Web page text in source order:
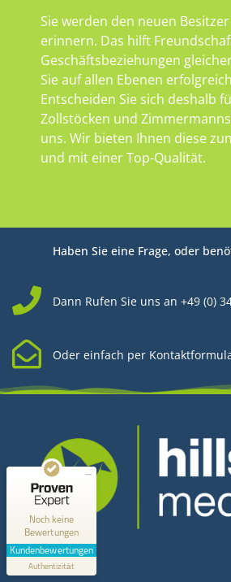
Sie werden den neuen
erinnern. Das hilft
Geschäftsbeziehungen
Sie auf allen Ebenen
Entscheiden Sie sich deshalb
Zollstöcken und
uns. Wir bieten Ihnen diese
und mit einer Top-Qualität.
Haben Sie eine Frage, oder
Dann Rufen Sie uns an +49 (0)
Oder einfach per
Kontakt
Hillstar Media
Noch keine
Bewertungen
Kundenbewertungen
Authentizität
Hillstar Media
MANGELHAFT
0,00 / 5,00
Erfahren Sie mehr über dieses Bewertungssiegel
Profil ansehen